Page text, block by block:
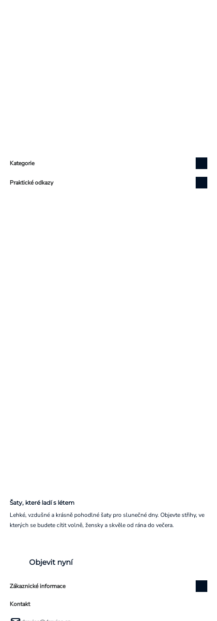
Kategorie
Praktické odkazy
Šaty, které ladí s létem
Lehké, vzdušné a krásně pohodlné šaty pro slunečné dny. Objevte střihy, ve
kterých se budete cítit volně, žensky a skvěle od rána do večera.
Objevit nyní
Zákaznické informace
Kontakt